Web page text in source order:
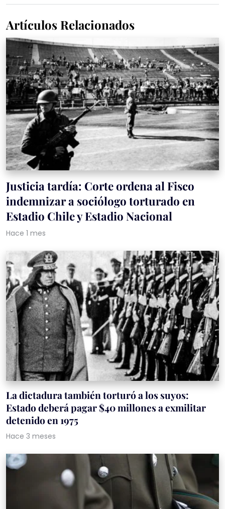
Artículos Relacionados
Justicia tardía: Corte ordena al Fisco
indemnizar a sociólogo torturado en
Estadio Chile y Estadio Nacional
Hace 1 mes
La dictadura también torturó a los suyos:
Estado deberá pagar $40 millones a exmilitar
detenido en 1975
Hace 3 meses